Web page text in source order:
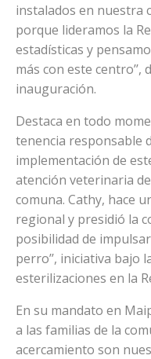
instalados en nuestra
porque lideramos la
estadísticas y
más con este
inauguración.
Destaca en todo
tenencia responsable
implementación de
atención veterinaria
comuna. Cathy, hace
regional y presidió la
posibilidad de impulsar
perro’’, iniciativa bajo
esterilizaciones en la
En su mandato en
a las familias de la
acercamiento son